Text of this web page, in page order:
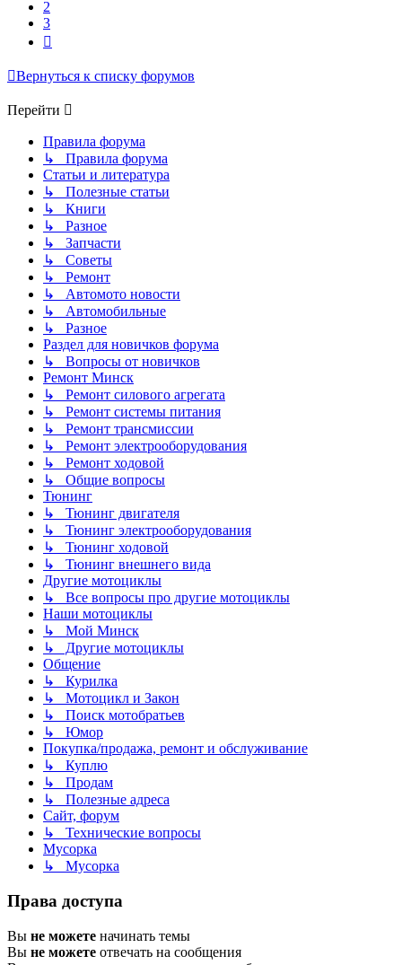
2
3
Вернуться к списку форумов
Перейти
Правила форума
↳ Правила форума
Статьи и литература
↳ Полезные статьи
↳ Книги
↳ Разное
↳ Запчасти
↳ Советы
↳ Ремонт
↳ Автомото новости
↳ Автомобильные
↳ Разное
Раздел для новичков форума
↳ Вопросы от новичков
Ремонт Минск
↳ Ремонт силового агрегата
↳ Ремонт системы питания
↳ Ремонт трансмиссии
↳ Ремонт электрооборудования
↳ Ремонт ходовой
↳ Общие вопросы
Тюнинг
↳ Тюнинг двигателя
↳ Тюнинг электрооборудования
↳ Тюнинг ходовой
↳ Тюнинг внешнего вида
Другие мотоциклы
↳ Все вопросы про другие мотоциклы
Наши мотоциклы
↳ Мой Минск
↳ Другие мотоциклы
Общение
↳ Курилка
↳ Мотоцикл и Закон
↳ Поиск мотобратьев
↳ Юмор
Покупка/продажа, ремонт и обслуживание
↳ Куплю
↳ Продам
↳ Полезные адреса
Сайт, форум
↳ Технические вопросы
Мусорка
↳ Мусорка
Права доступа
Вы не можете начинать темы
Вы не можете отвечать на сообщения